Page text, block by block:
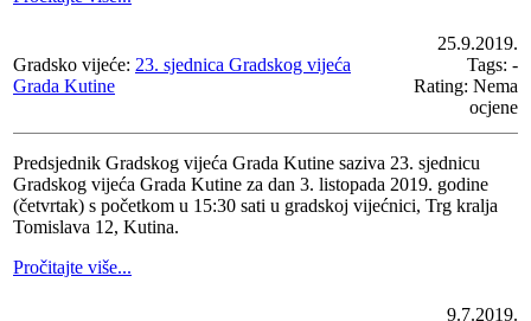
Gradsko vijeće: 23. sjednica Gradskog vijeća
Grada Kutine
25.9.2019.
Tags: -
Rating: Nema
ocjene
Predsjednik Gradskog vijeća Grada Kutine saziva 23. sjednicu
Gradskog vijeća Grada Kutine za dan 3. listopada 2019. godine
(četvrtak) s početkom u 15:30 sati u gradskoj vijećnici, Trg kralja
Tomislava 12, Kutina.
Pročitajte više...
9.7.2019.